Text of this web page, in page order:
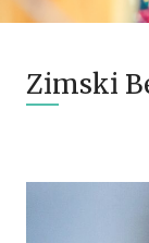
Zimski